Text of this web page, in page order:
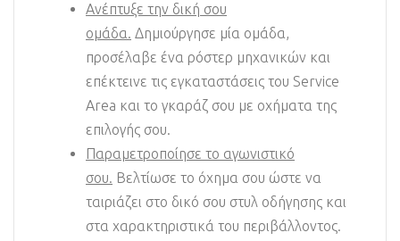
Ανέπτυξε την δική σου
ομάδα. Δημιούργησε μία ομάδα,
προσέλαβε ένα ρόστερ μηχανικών και
επέκτεινε τις εγκαταστάσεις του Service
Area και το γκαράζ σου με οχήματα της
επιλογής σου.
Παραμετροποίησε το αγωνιστικό
σου. Βελτίωσε το όχημα σου ώστε να
ταιριάζει στο δικό σου στυλ οδήγησης και
στα χαρακτηριστικά του περιβάλλοντος.